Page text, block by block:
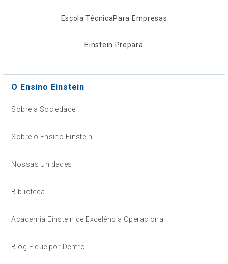
Escola TécnicaPara Empresas
Einstein Prepara
O Ensino Einstein
Sobre a Sociedade
Sobre o Ensino Einstein
Nossas Unidades
Biblioteca
Academia Einstein de Excelência Operacional
Blog Fique por Dentro